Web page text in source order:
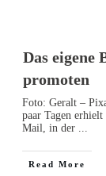
Das eigene
promoten
Foto: Geralt –
paar Tagen
Mail, in der
Read More